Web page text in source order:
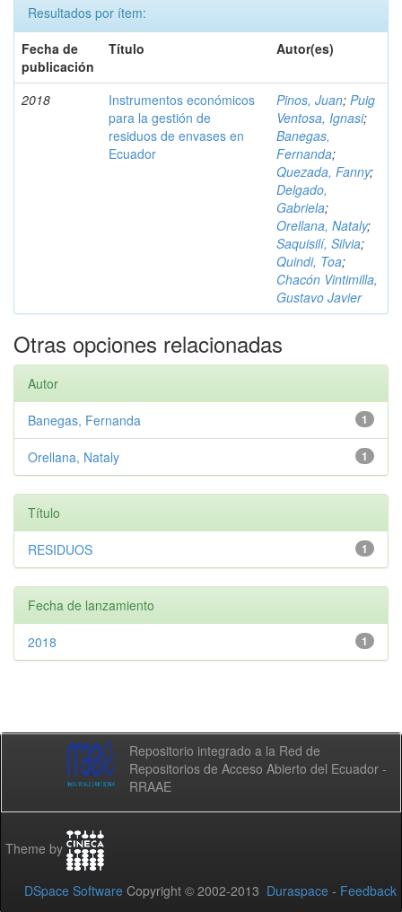
Resultados por ítem:
Fecha de
publicación
Título Autor(es)
2018
Instrumentos económicos
para la gestión de
residuos de envases en
Ecuador
Pinos, Juan; Puig
Ventosa, Ignasi;
Banegas,
Fernanda;
Quezada, Fanny;
Delgado,
Gabriela;
Orellana, Nataly;
Saquisilí, Silvia;
Quindi, Toa;
Chacón Vintimilla,
Gustavo Javier
Otras opciones relacionadas
Autor
1
Banegas, Fernanda
1
Orellana, Nataly
Título
1
RESIDUOS
Fecha de lanzamiento
1
2018
Repositorio integrado a la Red de
Repositorios de Acceso Abierto del Ecuador -
RRAAE
Theme by
DSpace Software Copyright © 2002-2013 Duraspace - Feedback